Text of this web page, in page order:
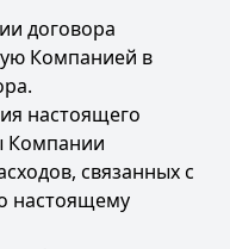
договора
Компанией в
настоящего
Компании
связанных с
настоящему